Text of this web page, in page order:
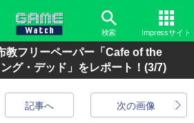
検索 Impressサイト
教フリーペーパー「Cafe of the
グ・デッド」をレポート！ (3/7)
次の画像
記事へ